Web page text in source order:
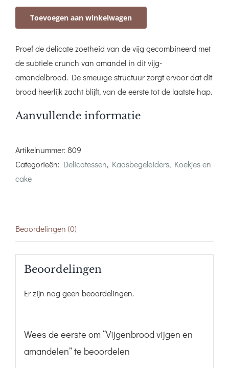
vijgen
en
aantal
Toevoegen aan winkelwagen
Proef de delicate zoetheid van de vijg gecombineerd met
de subtiele crunch van amandel in dit vijg-
amandelbrood. De smeuïge structuur zorgt ervoor dat dit
brood heerlijk zacht blijft, van de eerste tot de laatste hap.
Aanvullende informatie
Artikelnummer: 809
Categorieën: Delicatessen, Kaasbegeleiders, Koekjes en
cake
Beoordelingen (0)
Beoordelingen
Er zijn nog geen beoordelingen.
Wees de eerste om “Vijgenbrood vijgen en
amandelen” te beoordelen